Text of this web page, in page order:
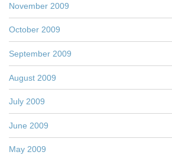
November 2009
October 2009
September 2009
August 2009
July 2009
June 2009
May 2009